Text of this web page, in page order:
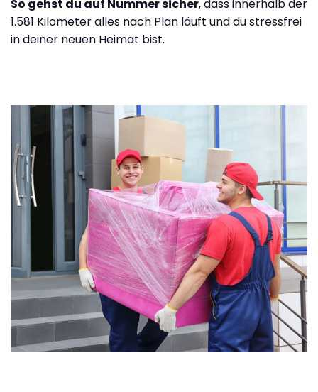
So gehst du auf Nummer sicher, dass innerhalb der
1.581 Kilometer alles nach Plan läuft und du stressfrei
in deiner neuen Heimat bist.